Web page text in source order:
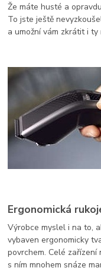
Že máte husté a
To jste ještě
a umožní vám zkrátit i ty
Ergonomická
Výrobce myslel i na to,
vybaven ergonomicky
povrchem. Celé zařízení
s ním mnohem snáze